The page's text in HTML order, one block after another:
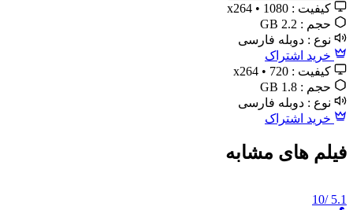
کیفیت : 1080 • x264
حجم : 2.2 GB
نوع : دوبله فارسی
خرید اشتراک
کیفیت : 720 • x264
حجم : 1.8 GB
نوع : دوبله فارسی
خرید اشتراک
فیلم های مشابه
5.1
/10